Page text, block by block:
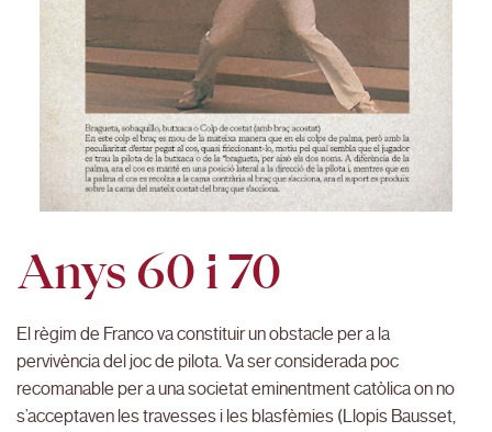
Anys 60 i 70
El règim de Franco va constituir un obstacle per a la
pervivència del joc de pilota. Va ser considerada poc
recomanable per a una societat eminentment catòlica on no
s’acceptaven les travesses i les blasfèmies (Llopis Bausset,